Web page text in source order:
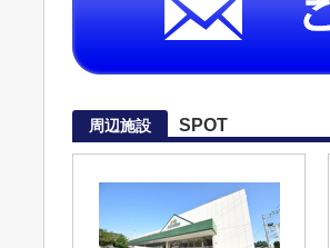
周辺施設 SPOT